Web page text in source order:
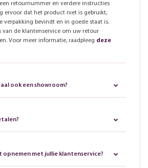
retournummer en verdere instructies
ervoor dat het product niet is gebruikt,
verpakking bevindt en in goede staat is.
van de klantenservice om uw retour
Voor meer informatie, raadpleeg deze
ook een showroom?
opnemen met jullie klantenservice?